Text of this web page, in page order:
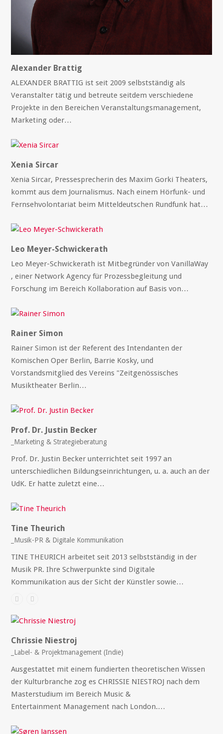
Alexander Brattig
ALEXANDER BRATTIG ist seit 2009 selbstständig als
Veranstalter tätig und betreute seitdem verschiedene
Projekte in den Bereichen Veranstaltungsmanagement,
Marketing oder…
Xenia Sircar
Xenia Sircar, Pressesprecherin des Maxim Gorki Theaters,
kommt aus dem Journalismus. Nach einem Hörfunk- und
Fernsehvolontariat beim Mitteldeutschen Rundfunk hat…
Leo Meyer-Schwickerath
Leo Meyer-Schwickerath ist Mitbegründer von VanillaWay
, einer Network Agency für Prozessbegleitung und
Forschung im Bereich Kollaboration auf Basis von…
Rainer Simon
Rainer Simon ist der Referent des Intendanten der
Komischen Oper Berlin, Barrie Kosky, und
Vorstandsmitglied des Vereins "Zeitgenössisches
Musiktheater Berlin…
Prof. Dr. Justin Becker
_Marketing & Strategieberatung
Prof. Dr. Justin Becker unterrichtet seit 1997 an
unterschiedlichen Bildungseinrichtungen, u. a. auch an der
UdK. Er hatte zuletzt eine…
Tine Theurich
_Musik-PR & Digitale Kommunikation
TINE THEURICH arbeitet seit 2013 selbstständig in der
Musik PR. Ihre Schwerpunkte sind Digitale
Kommunikation aus der Sicht der Künstler sowie…
Chrissie Niestroj
_Label- & Projektmanagement (Indie)
Ausgestattet mit einem fundierten theoretischen Wissen
der Kulturbranche zog es CHRISSIE NIESTROJ nach dem
Masterstudium im Bereich Music &
Entertainment Management nach London.…